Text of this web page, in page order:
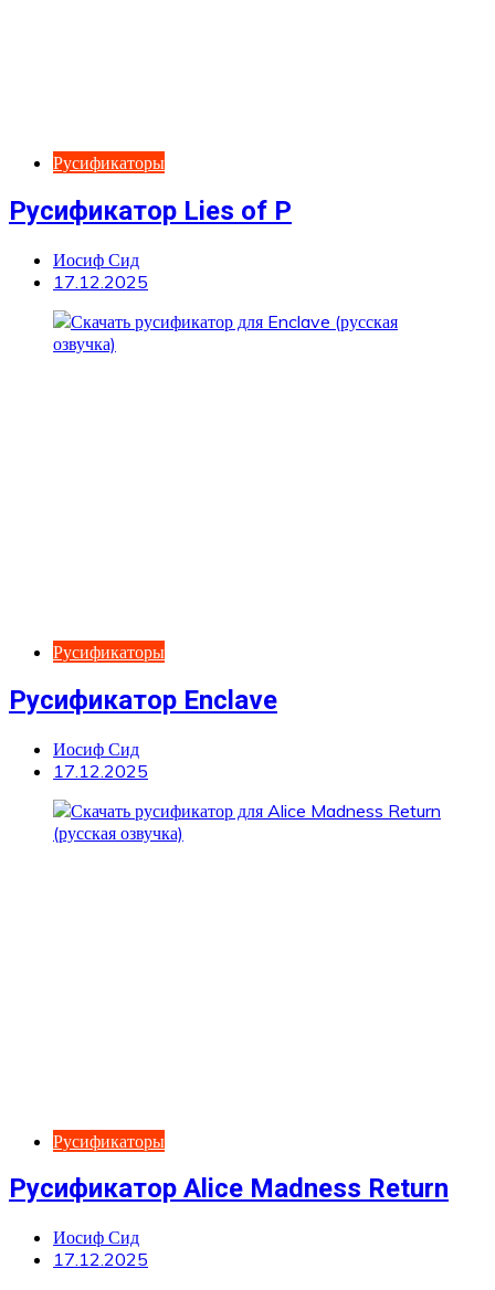
Русификаторы
Русификатор Lies of P
Иосиф Сид
17.12.2025
Русификаторы
Русификатор Enclave
Иосиф Сид
17.12.2025
Русификаторы
Русификатор Alice Madness Return
Иосиф Сид
17.12.2025